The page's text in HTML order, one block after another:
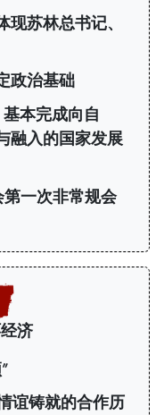
苏林总书记、
政治基础
本完成向自
融入的国家发展
一次非常规会
济
谊铸就的合作历